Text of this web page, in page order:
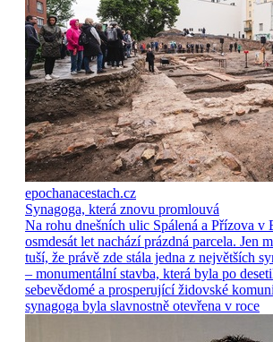
epochanacestach.cz
Synagoga, která znovu promlouvá
Na rohu dnešních ulic Spálená a Přízova v
osmdesát let nachází prázdná parcela. Jen
tuší, že právě zde stála jedna z největších
– monumentální stavba, která byla po
sebevědomé a prosperující židovské
synagoga byla slavnostně otevřena v roce